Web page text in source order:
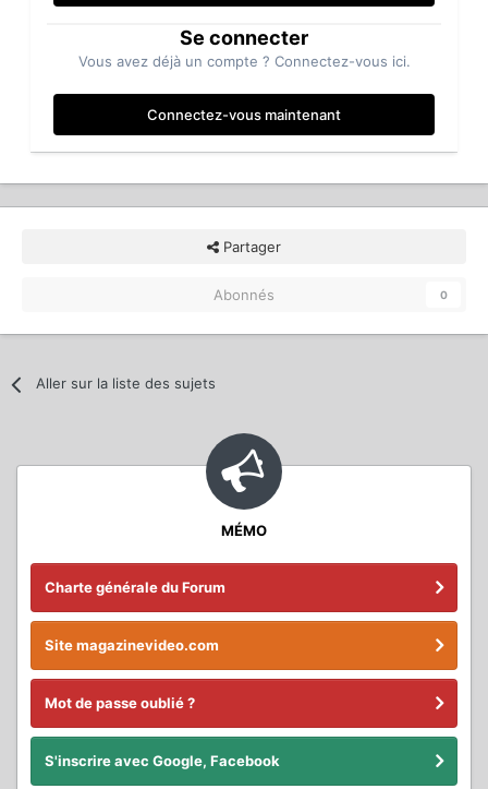
Se connecter
Vous avez déjà un compte ? Connectez-vous ici.
Connectez-vous maintenant
Partager
Abonnés 0
Aller sur la liste des sujets
MÉMO
Charte générale du Forum
Site magazinevideo.com
Mot de passe oublié ?
S'inscrire avec Google, Facebook